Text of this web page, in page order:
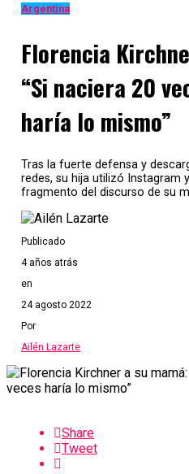
Argentina
Florencia
“Si naciera 20
haría lo mismo”
Tras la fuerte defensa y
redes, su hija utilizó Instagram
fragmento del discurso de su
Publicado
4 años atrás
en
24 agosto 2022
Por
Ailén Lazarte
Share
Tweet